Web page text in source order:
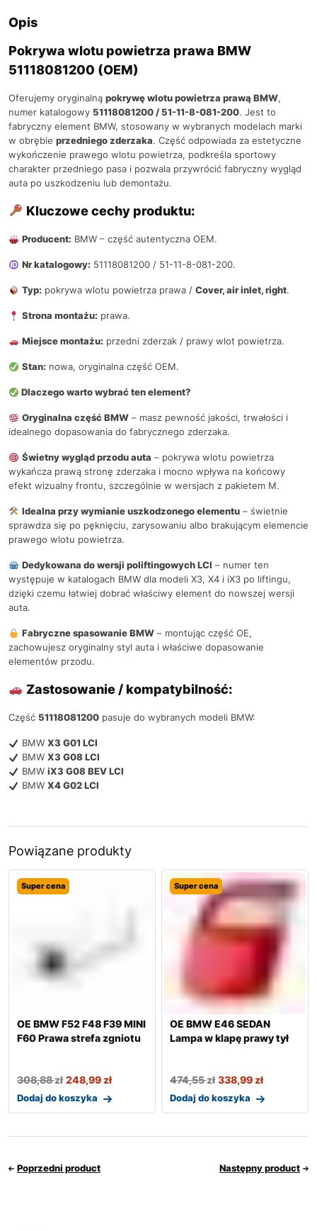
Opis
Pokrywa wlotu powietrza prawa BMW
51118081200 (OEM)
Oferujemy oryginalną pokrywę wlotu powietrza prawą BMW,
numer katalogowy 51118081200 / 51-11-8-081-200. Jest to
fabryczny element BMW, stosowany w wybranych modelach marki
w obrębie przedniego zderzaka. Część odpowiada za estetyczne
wykończenie prawego wlotu powietrza, podkreśla sportowy
charakter przedniego pasa i pozwala przywrócić fabryczny wygląd
auta po uszkodzeniu lub demontażu.
Kluczowe cechy produktu:
Producent: BMW – część autentyczna OEM.
Nr katalogowy: 51118081200 / 51-11-8-081-200.
Typ: pokrywa wlotu powietrza prawa / Cover, air inlet, right.
Strona montażu: prawa.
Miejsce montażu: przedni zderzak / prawy wlot powietrza.
Stan: nowa, oryginalna część OEM.
Dlaczego warto wybrać ten element?
Oryginalna część BMW– masz pewność jakości, trwałości i
idealnego dopasowania do fabrycznego zderzaka.
Świetny wygląd przodu auta – pokrywa wlotu powietrza
wykańcza prawą stronę zderzaka i mocno wpływa na końcowy
efekt wizualny frontu, szczególnie w wersjach z pakietem M.
Idealna przy wymianie uszkodzonego elementu– świetnie
sprawdza się po pęknięciu, zarysowaniu albo brakującym elemencie
prawego wlotu powietrza.
Dedykowana do wersji poliftingowych LCI – numer ten
występuje w katalogach BMW dla modeli X3, X4 i iX3 po liftingu,
dzięki czemu łatwiej dobrać właściwy element do nowszej wersji
auta.
Fabryczne spasowanie BMW– montując część OE,
zachowujesz oryginalny styl auta i właściwe dopasowanie
elementów przodu.
Zastosowanie / kompatybilność:
Część 51118081200 pasuje do wybranych modeli BMW:
BMW X3 G01 LCI
BMW X3 G08 LCI
BMW iX3 G08 BEV LCI
BMW X4 G02 LCI
Powiązane produkty
Super cena
OE BMW F52 F48 F39 MINI
F60 Prawa strefa zgniotu
308,88zł 248,99zł
Dodaj do koszyka
Super cena
OE BMW E46 SEDAN
Lampa w klapę prawy tył
474,55zł 338,99zł
Dodaj do koszyka
Poprzedni product Następny product